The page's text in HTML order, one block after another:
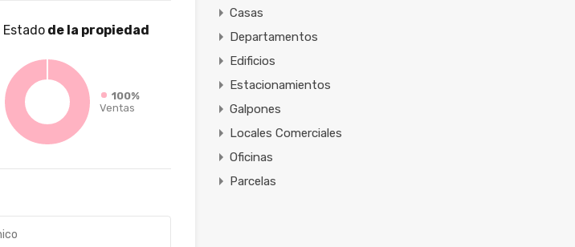
Estadode la propiedad
100%
Ventas
Casas
Departamentos
Edificios
Estacionamientos
Galpones
Locales Comerciales
Oficinas
Parcelas